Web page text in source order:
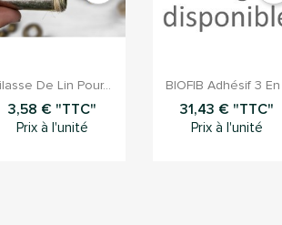
Aperçu rapide
De Lin Pour...
3,58 € "TTC"
Prix à l'unité
Aperçu rapide
BIOFIB Adhésif 3 En
31,43 € "TTC"
Prix à l'unité